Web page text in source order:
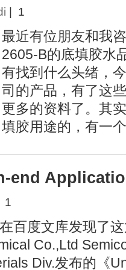
| 1
最近有位朋友和我
2605-B的底填胶水
有找到什么头绪，
司的产品，有了这
更多的资料了。其
填胶用途的，有一
end
1
百度文库发现了
Co.,Ltd
Div.发布的《